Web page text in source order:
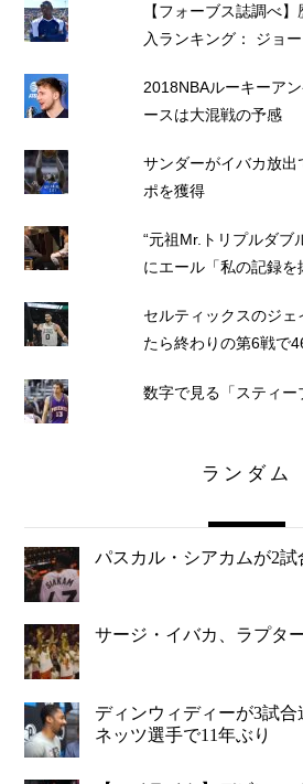
【フォーブス誌調べ
入ランキング： ジョ
2018NBAルーキーア
ースは大混戦の予感
サンダーがイバカ放出
ポを獲得
“元祖Mr.トリプルダブ
にエール「私の記録を
セルティックスのジ
たら終わりの第6戦で
数字で見る「スティー
ランダム
パスカル・シアカムが2試
サージ・イバカ、ラプタ
ディンウィディーが3試合
ネッツ選手で11年ぶり